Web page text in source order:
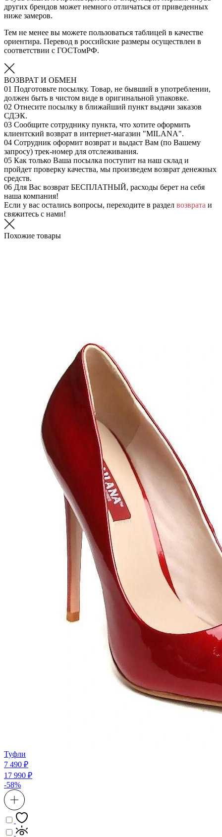
других брендов может немного отличаться от приведенных
ниже замеров.
Тем не менее вы можете пользоваться таблицей в качестве
ориентира. Перевод в российские размеры осуществлен в
соответствии с ГОСТомРФ.
ВОЗВРАТ И ОБМЕН
01 Подготовьте посылку. Товар, не бывший в употреблении,
должен быть в чистом виде в оригинальной упаковке.
02 Отнесите посылку в ближайший пункт выдачи заказов
СДЭК.
03 Сообщите сотруднику пункта, что хотите оформить
клиентский возврат в интернет-магазин "MILANA".
04 Сотрудник оформит возврат и выдаст Вам (по Вашему
запросу) трек-номер для отслеживания.
05 Как только Ваша посылка поступит на наш склад и
пройдет проверку качества, мы произведем возврат денежных
средств.
06 Для Вас возврат БЕСПЛАТНЫЙ, расходы берет на себя
наша компания!
Если у вас остались вопросы, переходите в раздел возврата и
свяжитесь с нами!
Похожие товары
Туфли
7 490 ₽
17 990 ₽
-58%